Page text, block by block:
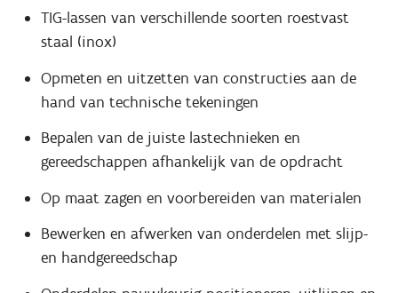
TIG-lassen van verschillende soorten roestvast
staal (inox)
Opmeten en uitzetten van constructies aan de
hand van technische tekeningen
Bepalen van de juiste lastechnieken en
gereedschappen afhankelijk van de opdracht
Op maat zagen en voorbereiden van materialen
Bewerken en afwerken van onderdelen met slijp-
en handgereedschap